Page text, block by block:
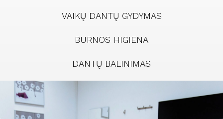
VAIKŲ DANTŲ GYDYMAS
BURNOS HIGIENA
DANTŲ BALINIMAS